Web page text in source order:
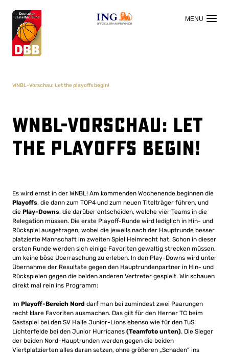
OFFIZIELLER HAUPTSPONSOR
WNBL-Vorschau: Let the playoffs begin!
WNBL-Vorschau: Let
the playoffs begin!
Es wird ernst in der WNBL! Am kommenden Wochenende beginnen die
Playoffs, die dann zum TOP4 und zum neuen Titelträger führen, und
die Play-Downs, die darüber entscheiden, welche vier Teams in die
Relegation müssen. Die erste Playoff-Runde wird lediglich in Hin- und
Rückspiel ausgetragen, wobei die jeweils nach der Hauptrunde besser
platzierte Mannschaft im zweiten Spiel Heimrecht hat. Schon in dieser
ersten Runde werden sich einige Favoriten gewaltig strecken müssen,
um keine böse Überraschung zu erleben. In den Play-Downs wird unter
Übernahme der Resultate gegen den Hauptrundenpartner in Hin- und
Rückspielen gegen die beiden anderen Vertreter gespielt. Wir schauen
direkt mal rein ins Programm:
Im Playoff-Bereich Nord darf man bei zumindest zwei Paarungen
recht klare Favoriten ausmachen. Das gilt für den Herner TC beim
Gastspiel bei den SV Halle Junior-Lions ebenso wie für den TuS
Lichterfelde bei den Junior Hurricanes (Teamfoto unten). Die Sieger
der beiden Nord-Hauptrunden werden gegen die beiden
Viertplatzierten alles daran setzen, ohne größeren „Schaden“ ins